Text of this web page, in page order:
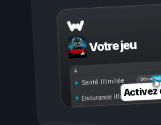
Votre jeu
Désactivé
Santé illimitée
Endurance illimitéeActivez